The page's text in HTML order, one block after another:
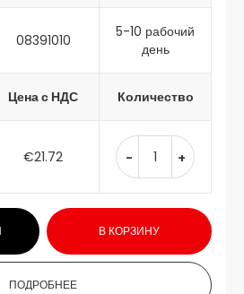
08391010
5-10 рабочий
день
Цена с НДС Количество
€21.72 - +
В КОРЗИНУ
ПОДРОБНЕЕ